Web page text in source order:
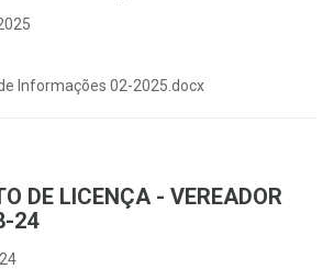
Informações 02-2025.docx
DE LICENÇA - VEREADOR
24